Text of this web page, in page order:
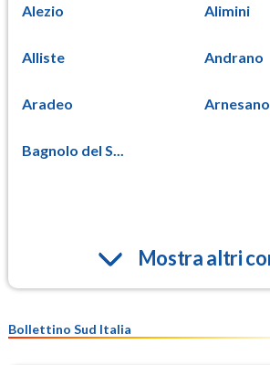
Alezio Alimini
Alliste Andrano
Aradeo Arnesano
Bagnolo del S...
Mostra altri
Bollettino Sud Italia